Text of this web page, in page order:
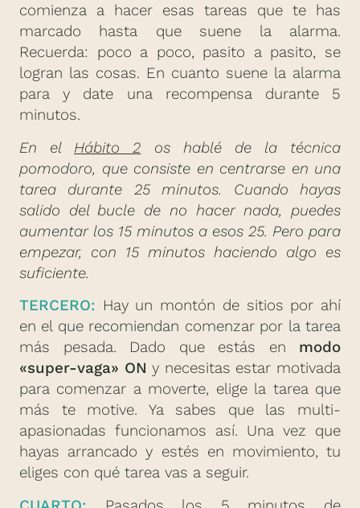
comienza a hacer esas tareas que te has
marcado hasta que suene la alarma.
Recuerda: poco a poco, pasito a pasito, se
logran las cosas. En cuanto suene la alarma
para y date una recompensa durante 5
minutos.
En el Hábito 2 os hablé de la técnica
pomodoro, que consiste en centrarse en una
tarea durante 25 minutos. Cuando hayas
salido del bucle de no hacer nada, puedes
aumentar los 15 minutos a esos 25. Pero para
empezar, con 15 minutos haciendo algo es
suficiente.
TERCERO: Hay un montón de sitios por ahí
en el que recomiendan comenzar por la tarea
más pesada. Dado que estás en modo
«super-vaga» ON y necesitas estar motivada
para comenzar a moverte, elige la tarea que
más te motive. Ya sabes que las multi-
apasionadas funcionamos así. Una vez que
hayas arrancado y estés en movimiento, tu
eliges con qué tarea vas a seguir.